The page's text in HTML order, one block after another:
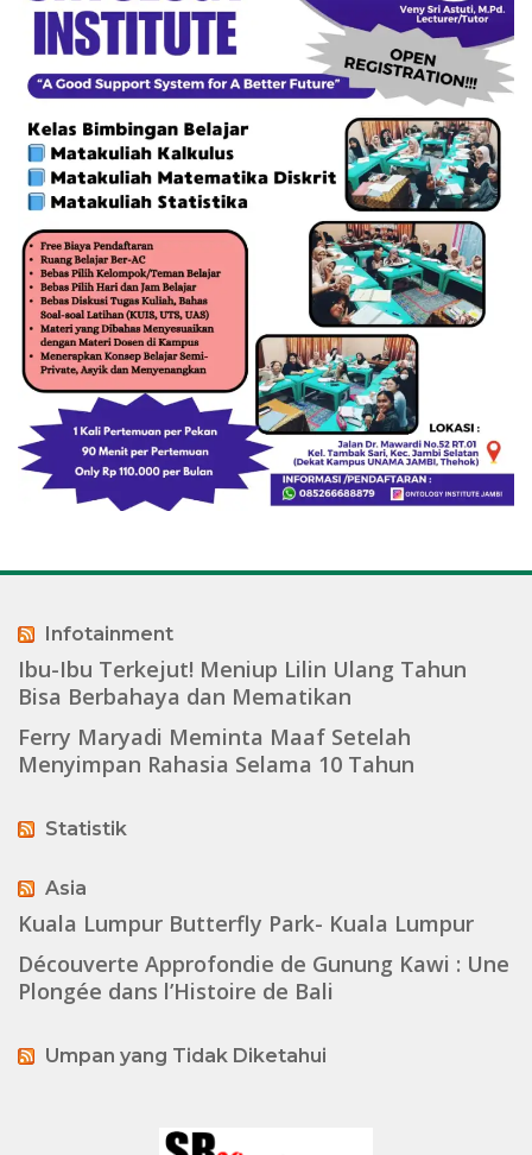
Infotainment
Ibu-Ibu Terkejut! Meniup Lilin Ulang Tahun
Bisa Berbahaya dan Mematikan
Ferry Maryadi Meminta Maaf Setelah
Menyimpan Rahasia Selama 10 Tahun
Statistik
Asia
Kuala Lumpur Butterfly Park- Kuala Lumpur
Découverte Approfondie de Gunung Kawi : Une
Plongée dans l’Histoire de Bali
Umpan yang Tidak Diketahui